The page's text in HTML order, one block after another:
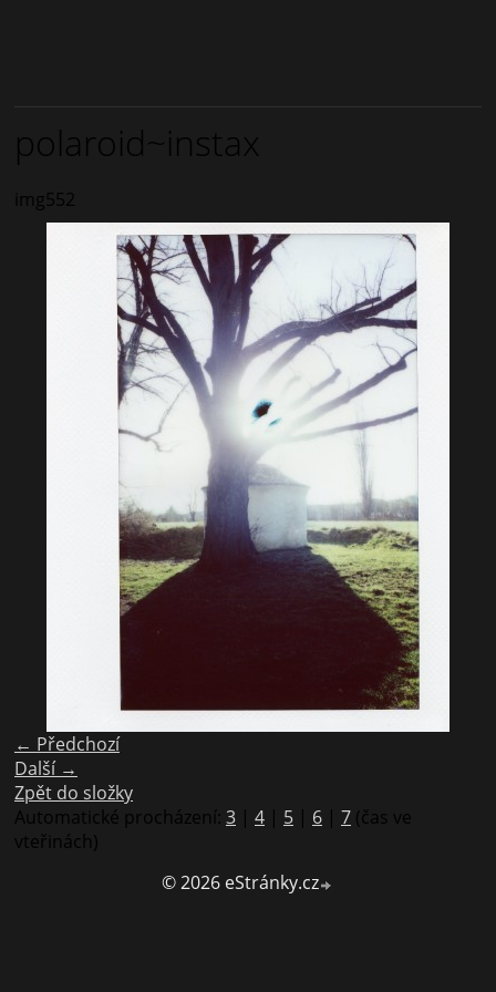
polaroid~instax
img552
← Předchozí
Další →
Zpět do složky
Automatické procházení: 3 | 4 | 5 | 6 | 7 (čas ve
vteřinách)
© 2026 eStránky.cz